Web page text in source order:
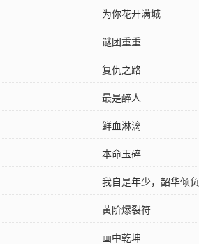
为你花开满城
谜团重重
复仇之路
最是醉人
鲜血淋漓
本命玉碎
我自是年少，韶华倾负
黄阶爆裂符
画中乾坤